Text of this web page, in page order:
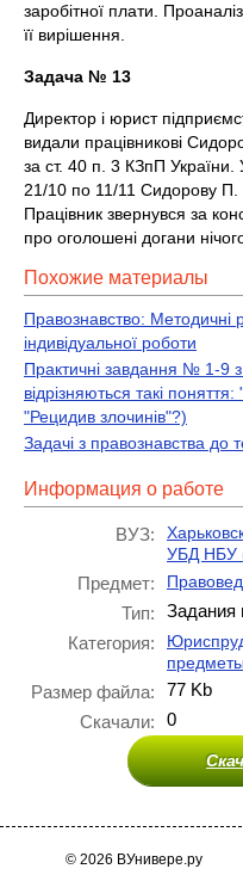
заробітної плати.
її вирішення.
Задача № 13
Директор і юрист
видали працівникові
за ст. 40 п. 3 КЗпП України.
21/10 по 11/11 Сидорову П.
Працівник звернувся за
про оголошені догани
Похожие материалы
Правознавство: Методичні
індивідуальної роботи
Практичні завдання № 1-9
відрізняються такі
"Рецидив злочинів"?)
Задачі з правознавства до
Информация о работе
ВУЗ:
УБД НБУ
Предмет:
Тип:
Задания
Категория:
предметы
Размер файла:
77 Kb
Скачали:
0
© 2026 ВУнивере.ру